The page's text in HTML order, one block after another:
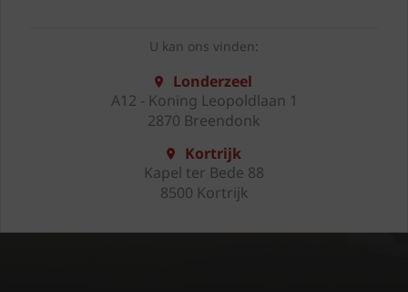
U kan ons vinden:
Londerzeel
A12 - Koning Leopoldlaan 1
2870 Breendonk
Kortrijk
Kapel ter Bede 88
8500 Kortrijk